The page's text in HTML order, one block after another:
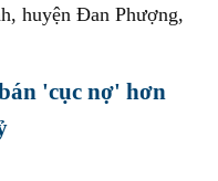
huyện Đan Phượng,
'cục nợ' hơn